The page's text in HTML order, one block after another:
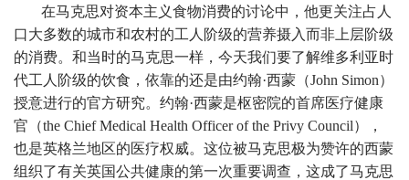
在马克思对资本主义食物消费的讨论中，他更关注占人
口大多数的城市和农村的工人阶级的营养摄入而非上层阶级
的消费。和当时的马克思一样，今天我们要了解维多利亚时
代工人阶级的饮食，依靠的还是由约翰·西蒙（John Simon）
授意进行的官方研究。约翰·西蒙是枢密院的首席医疗健康
官（the Chief Medical Health Officer of the Privy Council），
也是英格兰地区的医疗权威。这位被马克思极为赞许的西蒙
组织了有关英国公共健康的第一次重要调查，这成了马克思